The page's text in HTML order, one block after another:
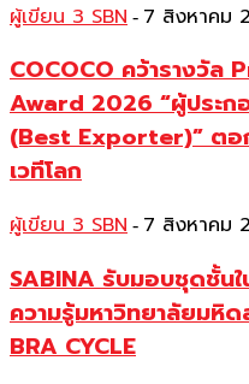
ผู้เขียน 3 SBN - 7 สิงหาคม
COCOCO คว้ารางวัล
Award 2026 “ผู้ประ
(Best Exporter)” ตอ
เวทีโลก
ผู้เขียน 3 SBN - 7 สิงหาคม
SABINA รับมอบชุดชั้น
ความรู้มหาวิทยาลัยมหิด
BRA CYCLE